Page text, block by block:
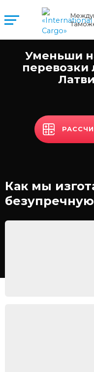
Уменьши
Как мы